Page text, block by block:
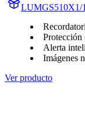
LUMGS510X1/
Protección
Alerta
Imágenes
Ver producto